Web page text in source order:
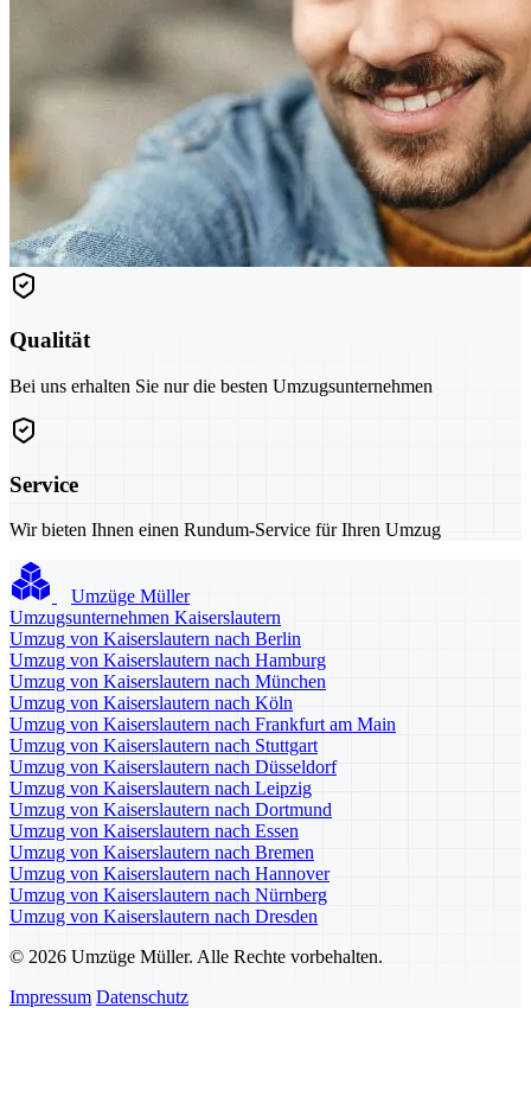
Qualität
Bei uns erhalten Sie nur die besten Umzugsunternehmen
Service
Wir bieten Ihnen einen Rundum-Service für Ihren Umzug
Umzüge Müller
Umzugsunternehmen Kaiserslautern
Umzug von Kaiserslautern nach Berlin
Umzug von Kaiserslautern nach Hamburg
Umzug von Kaiserslautern nach München
Umzug von Kaiserslautern nach Köln
Umzug von Kaiserslautern nach Frankfurt am Main
Umzug von Kaiserslautern nach Stuttgart
Umzug von Kaiserslautern nach Düsseldorf
Umzug von Kaiserslautern nach Leipzig
Umzug von Kaiserslautern nach Dortmund
Umzug von Kaiserslautern nach Essen
Umzug von Kaiserslautern nach Bremen
Umzug von Kaiserslautern nach Hannover
Umzug von Kaiserslautern nach Nürnberg
Umzug von Kaiserslautern nach Dresden
© 2026 Umzüge Müller. Alle Rechte vorbehalten.
Impressum Datenschutz